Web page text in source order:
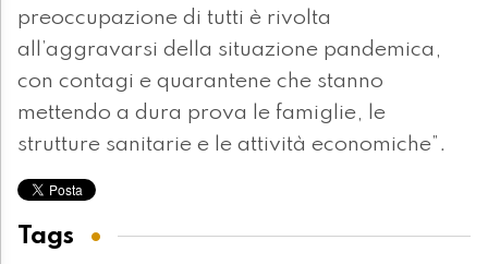
preoccupazione di tutti è rivolta
all’aggravarsi della situazione pandemica,
con contagi e quarantene che stanno
mettendo a dura prova le famiglie, le
strutture sanitarie e le attività economiche”.
Tags